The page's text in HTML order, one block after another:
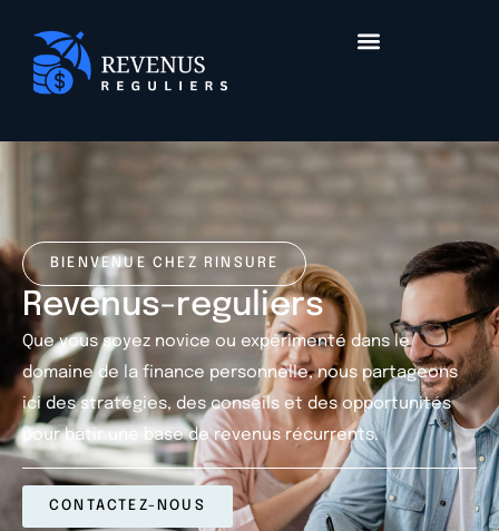
BIENVENUE CHEZ RINSURE
Revenus-reguliers
Que vous soyez novice ou expérimenté dans le
domaine de la finance personnelle, nous partageons
ici des stratégies, des conseils et des opportunités
pour bâtir une base de revenus récurrents.
CONTACTEZ-NOUS